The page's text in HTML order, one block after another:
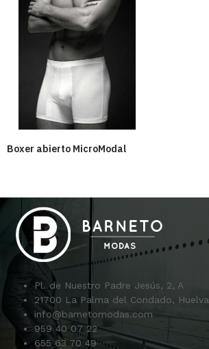
Boxer abierto MicroModal
Pl. de Nuestro Padre Jesús, 2, A
21700 La Palma del Condado, Huelva
info@barnetomodas.com
959 40 07 22
655 63 70 49